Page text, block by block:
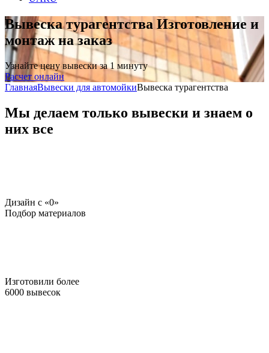
Вывеска турагентства Изготовление и
монтаж на заказ
Узнайте цену вывески за 1 минуту
Расчет онлайн
ГлавнаяВывески для автомойкиВывеска турагентства
Мы делаем только вывески и знаем о
них все
Дизайн c «0»
Подбор материалов
Изготовили более
6000 вывесок